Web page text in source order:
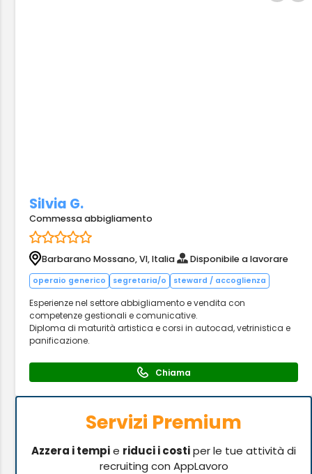
Silvia G.
Commessa abbigliamento
Barbarano Mossano, VI, Italia Disponibile a lavorare
operaio generico segretaria/o steward / accoglienza
Esperienze nel settore abbigliamento e vendita con
competenze gestionali e comunicative.
Diploma di maturità artistica e corsi in autocad, vetrinistica e
panificazione.
Chiama
Servizi Premium
Azzera i tempie riduci i costiper le tue attività di
recruiting con AppLavoro